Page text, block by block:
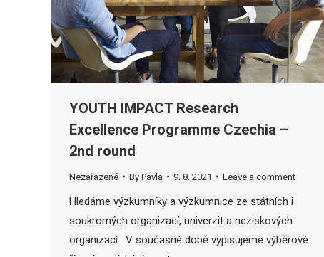
YOUTH IMPACT Research
Excellence Programme Czechia –
2nd round
Nezařazené By Pavla 9. 8. 2021 Leave a comment
Hledáme výzkumníky a výzkumnice ze státních i
soukromých organizací, univerzit a neziskových
organizací. V současné době vypisujeme výběrové